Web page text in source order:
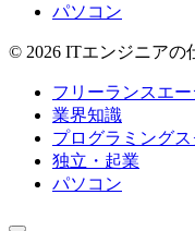
パソコン
© 2026 ITエンジニアの
フリーランスエー
業界知識
プログラミング
独立・起業
パソコン